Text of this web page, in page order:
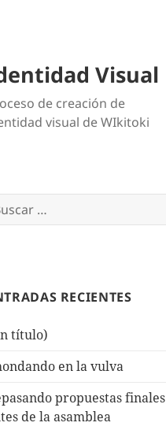
Visual
de creación de
visual de WIkitoki
RECIENTES
título)
en la vulva
propuestas finales
de la asamblea